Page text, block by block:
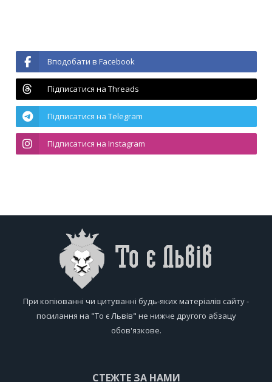
Вподобати в Facebook
Підписатися на Threads
Підписатися на Telegram
Підписатися на Instagram
При копіюванні чи цитуванні будь-яких матеріалів сайту -
посилання на "То є Львів" не нижче другого абзацу
обов'язкове.
СТЕЖТЕ ЗА НАМИ